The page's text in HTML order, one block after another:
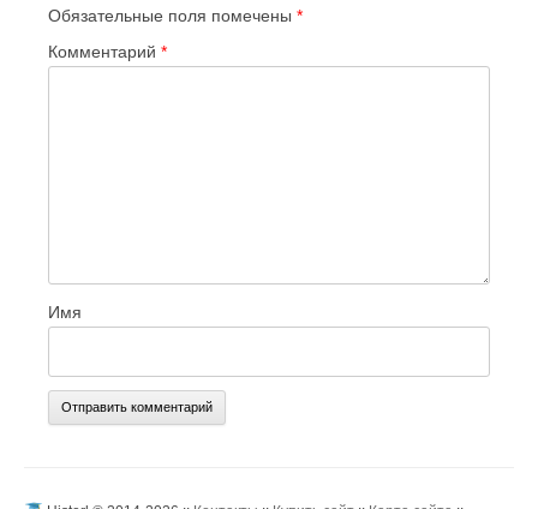
Обязательные поля помечены *
Комментарий *
Имя